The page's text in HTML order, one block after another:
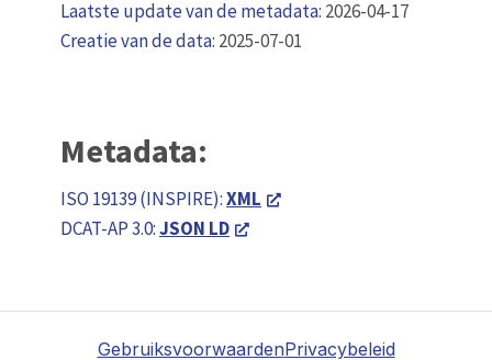
Laatste update van de metadata: 2026-04-17
Creatie van de data: 2025-07-01
Metadata:
ISO 19139 (INSPIRE):XML
DCAT-AP 3.0:JSON LD
GebruiksvoorwaardenPrivacybeleid